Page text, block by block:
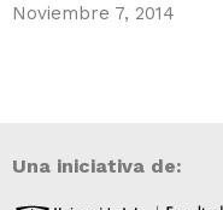
Noviembre 7, 2014
Una iniciativa de: